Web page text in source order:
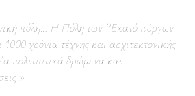
πόλη… Η Πόλη των ‘’Εκατό πύργων
χρόνια τέχνης και αρχιτεκτονικής
πολιτιστικά δρώμενα και
»